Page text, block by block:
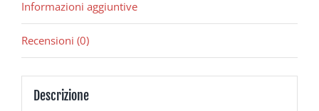
Informazioni aggiuntive
Recensioni (0)
Descrizione